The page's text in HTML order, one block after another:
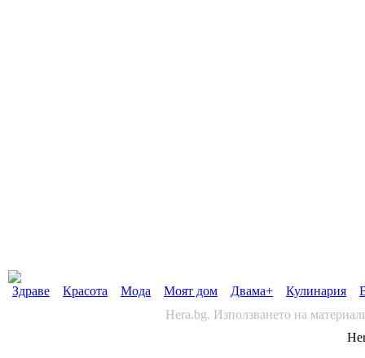
Здраве Красота Мода Моят дом Двама+ Кулинария
Hera.bg. Използването на